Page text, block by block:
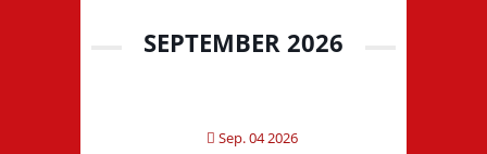
SEPTEMBER 2026
Sep. 04 2026